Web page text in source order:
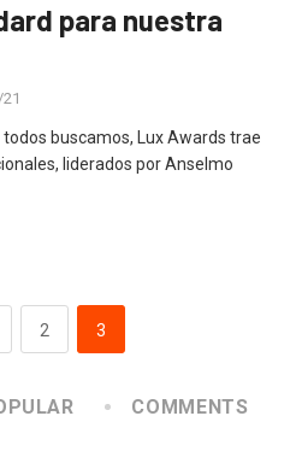
para nuestra
buscamos, Lux Awards trae
liderados por Anselmo
2 3
COMMENTS